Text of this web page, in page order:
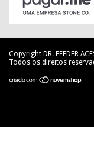
Copyright DR. FEEDER
Todos os direitos